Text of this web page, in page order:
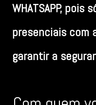
WHATSAPP,
presenciais com
garantir a